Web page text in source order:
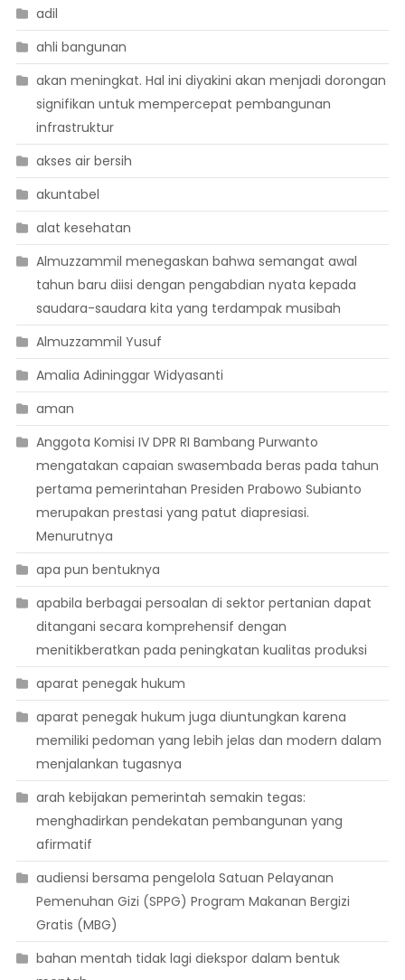
adil
ahli bangunan
akan meningkat. Hal ini diyakini akan menjadi dorongan
signifikan untuk mempercepat pembangunan
infrastruktur
akses air bersih
akuntabel
alat kesehatan
Almuzzammil menegaskan bahwa semangat awal
tahun baru diisi dengan pengabdian nyata kepada
saudara-saudara kita yang terdampak musibah
Almuzzammil Yusuf
Amalia Adininggar Widyasanti
aman
Anggota Komisi IV DPR RI Bambang Purwanto
mengatakan capaian swasembada beras pada tahun
pertama pemerintahan Presiden Prabowo Subianto
merupakan prestasi yang patut diapresiasi.
Menurutnya
apa pun bentuknya
apabila berbagai persoalan di sektor pertanian dapat
ditangani secara komprehensif dengan
menitikberatkan pada peningkatan kualitas produksi
aparat penegak hukum
aparat penegak hukum juga diuntungkan karena
memiliki pedoman yang lebih jelas dan modern dalam
menjalankan tugasnya
arah kebijakan pemerintah semakin tegas:
menghadirkan pendekatan pembangunan yang
afirmatif
audiensi bersama pengelola Satuan Pelayanan
Pemenuhan Gizi (SPPG) Program Makanan Bergizi
Gratis (MBG)
bahan mentah tidak lagi diekspor dalam bentuk